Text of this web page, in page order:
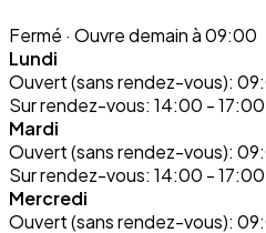
Fermé · Ouvre demain à 09:00
Lundi
Ouvert (sans rendez-vous):
Sur rendez-vous: 14:00 - 17:00
Mardi
Ouvert (sans rendez-vous):
Sur rendez-vous: 14:00 - 17:00
Mercredi
Ouvert (sans rendez-vous):